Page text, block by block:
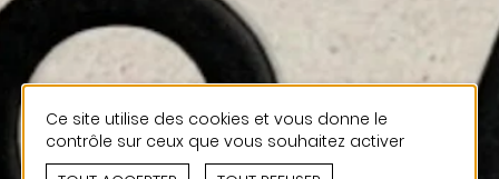
Ce site utilise des cookies et vous donne le
contrôle sur ceux que vous souhaitez activer